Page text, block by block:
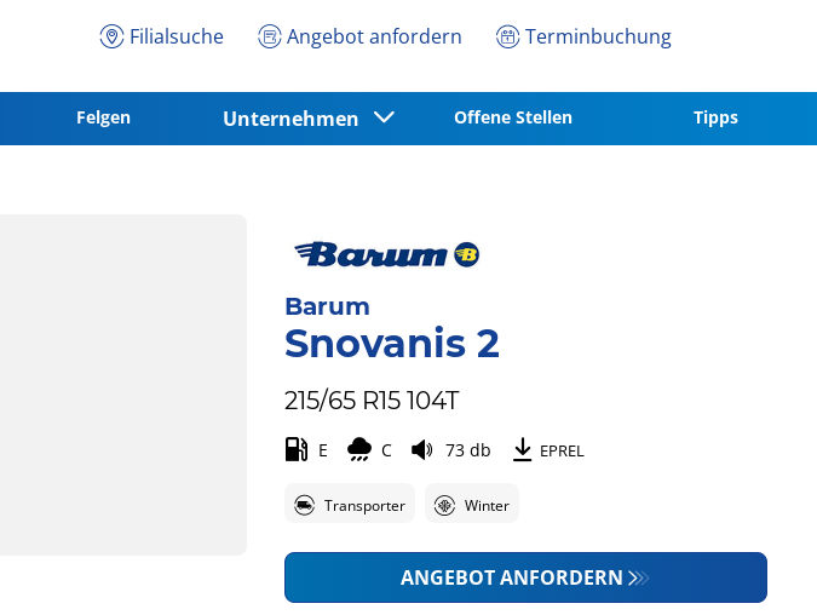
Filialsuche Angebot anfordern Terminbuchung
Felgen Unternehmen Offene Stellen Tipps
Barum
Snovanis 2
215/65 R15 104T
E C 73 db EPREL
Transporter Winter
ANGEBOT ANFORDERN